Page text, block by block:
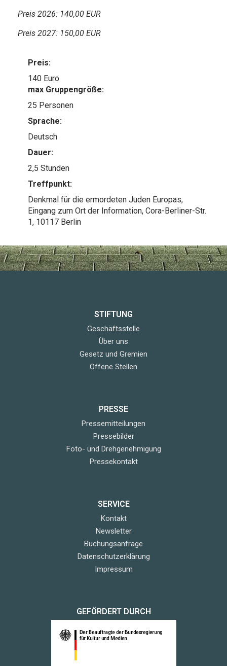
Preis 2026: 140,00 EUR
Preis 2027: 150,00 EUR
Preis:
140 Euro
max Gruppengröße:
25 Personen
Sprache:
Deutsch
Dauer:
2,5 Stunden
Treffpunkt:
Denkmal für die ermordeten Juden Europas,
Eingang zum Ort der Information, Cora-Berliner-Str.
1, 10117 Berlin
STIFTUNG
Geschäftsstelle
Über uns
Gesetz und Gremien
Offene Stellen
PRESSE
Pressemitteilungen
Pressebilder
Foto- und Drehgenehmigung
Pressekontakt
SERVICE
Kontakt
Newsletter
Buchungsanfrage
Datenschutzerklärung
Impressum
GEFÖRDERT DURCH